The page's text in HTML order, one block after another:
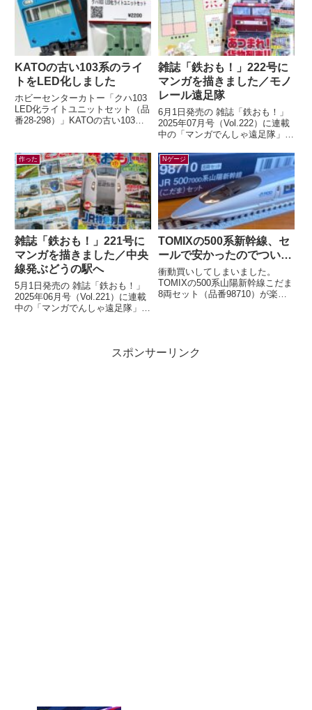
KATOの古い103系のライ
トをLED化しました
ホビーセンターカトー「クハ103
LED化ライトユニットセット（品
番28-298）」KATOの古い103系
雑誌「鉄おも！」222号に
マンガを描きました／モノ
レール遠足隊
6月1日発売の 雑誌「鉄おも！」
2025年07月号（Vol.222）に連載
中の「マンガでんしゃ遠足隊」最
がる？ぶらさがる？それゆけ...
作った
雑誌「鉄おも！」221号に
マンガを描きました／中央
線発ぶどうの駅へ
5月1日発売の 雑誌「鉄おも！」
2025年06月号（Vol.221）に連載
中の「マンガでんしゃ遠足隊」最
Nゲージ
TOMIXの500系新幹線、セ
ールで安かったのでつい…
衝動買いしてしまいました。
TOMIXの500系山陽新幹線こだま
8両セット（品番98710）が楽天
スポンサーリンク